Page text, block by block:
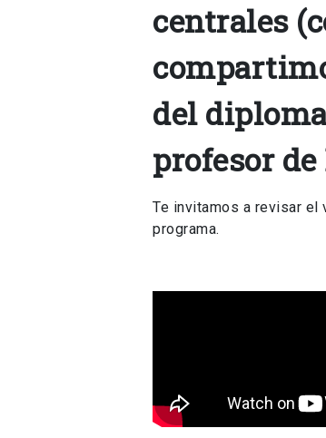
centrales
del
profesor
Te invitamos a revisar el
programa.